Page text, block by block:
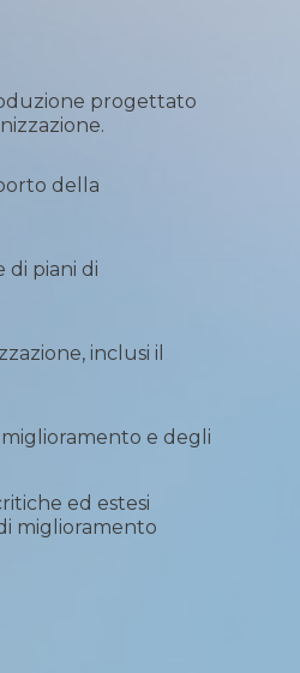
progettato
della
di piani di
inclusi il
e degli
ed estesi
miglioramento